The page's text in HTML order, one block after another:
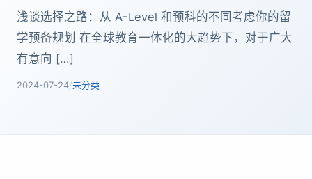
浅谈选择之路：从 A-Level 和预科的不同考虑你的留
学预备规划 在全球教育一体化的大趋势下，对于广大
有意向 […]
2024-07-24/未分类